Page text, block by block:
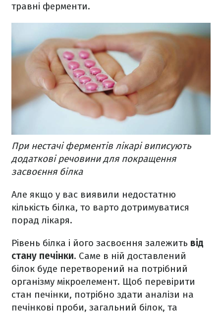
травні ферменти.
При нестачі ферментів лікарі виписують
додаткові речовини для покращення
засвоєння білка
Але якщо у вас виявили недостатню
кількість білка, то варто дотримуватися
порад лікаря.
Рівень білка і його засвоєння залежить від
стану печінки. Саме в ній доставлений
білок буде перетворений на потрібний
організму мікроелемент. Щоб перевірити
стан печінки, потрібно здати аналізи на
печінкові проби, загальний білок, та